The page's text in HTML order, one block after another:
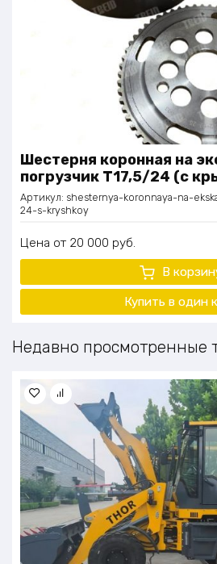
Шестерня коронная на
погрузчик Т17,5/24 (с
Артикул: shesternya-koronnaya-na-
24-s-kryshkoy
Цена 20 000 руб.
В
Купить в один
Недавно просмотренные